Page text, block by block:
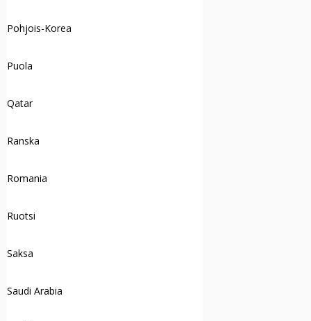
Pohjois-Korea
Puola
Qatar
Ranska
Romania
Ruotsi
Saksa
Saudi Arabia